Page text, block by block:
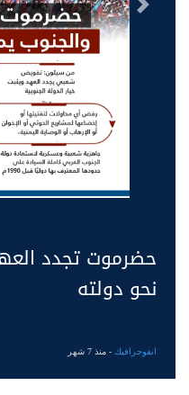
السابق
حضرموت تجدد
نحو دولته
انفوجرافيك- منذ 7 شهر